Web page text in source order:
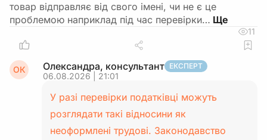
товар відправляє від свого імені, чи не є це
проблемою наприклад під час перевірки…
11
ОК Олександра, консультант ЕКСПЕРТ
06.08.2026 | 21:01
У разі перевірки податківці можуть
розглядати такі відносини як
неоформлені трудові. Законодавство